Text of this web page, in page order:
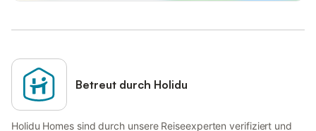
Betreut durch Holidu
Holidu Homes sind durch unsere Reiseexperten verifiziert und